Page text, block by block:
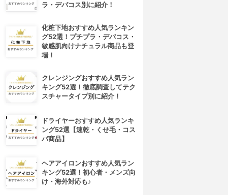
ラ・デパコス別に紹介！
化粧下地おすすめ人気ランキン
グ52選！プチプラ・デパコス・
敏感肌向けナチュラル商品も登
場！
クレンジングおすすめ人気ラン
キング52選！徹底調査してテク
スチャータイプ別に紹介！
ドライヤーおすすめ人気ランキ
ング52選【速乾・くせ毛・コス
パ商品】
ヘアアイロンおすすめ人気ラン
キング52選！初心者・メンズ向
け・海外対応も♪